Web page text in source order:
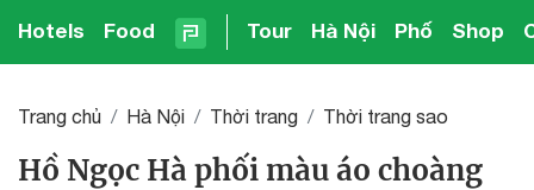
Hotels Food Tour Hà Nội Phố Shop
Trang chủ Hà Nội Thời trang Thời trang sao
Hồ Ngọc Hà phối màu áo choàng